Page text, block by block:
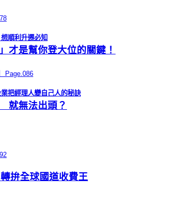
順利升遷必知
才是幫你登大位的關鍵！
Page.086
把經理人變自己人的秘訣
就無法出頭？
拚全球國道收費王